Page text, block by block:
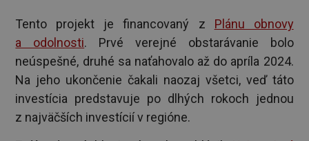
Tento projekt je financovaný z Plánu obnovy
a odolnosti. Prvé verejné obstarávanie bolo
neúspešné, druhé sa naťahovalo až do apríla 2024.
Na jeho ukončenie čakali naozaj všetci, veď táto
investícia predstavuje po dlhých rokoch jednou
z najväčších investícií v regióne.